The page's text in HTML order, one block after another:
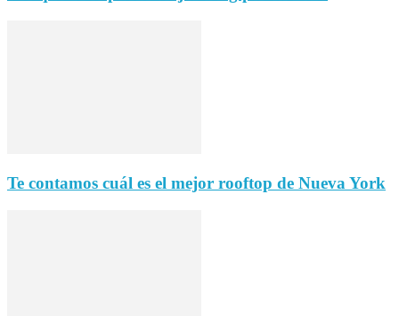
Te contamos cuál es el mejor rooftop de Nueva York